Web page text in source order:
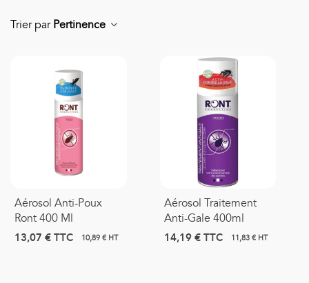
Trier par Pertinence
Aérosol Anti-Poux
Ront 400 Ml
13,07 €TTC 10,89 € HT
Aérosol Traitement
Anti-Gale 400ml
14,19 €TTC 11,83 € HT